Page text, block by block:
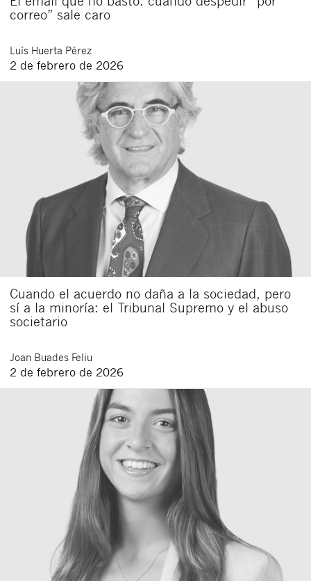
correo” sale caro
Luís Huerta Pérez
2 de febrero de 2026
Cuando el acuerdo no daña a la sociedad, pero
sí a la minoría: el Tribunal Supremo y el abuso
societario
Joan Buades Feliu
2 de febrero de 2026